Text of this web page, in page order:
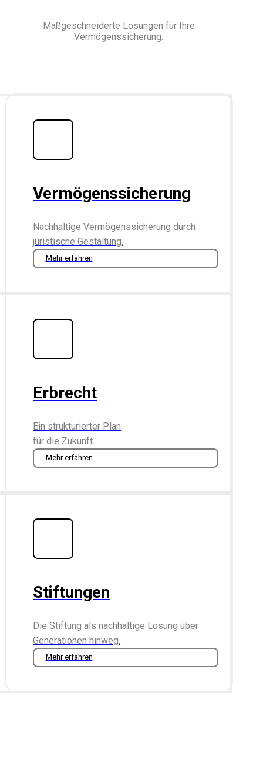
Maßgeschneiderte Lösungen für Ihre
Vermögenssicherung.
Vermögenssicherung
Nachhaltige Vermögenssicherung durch
juristische Gestaltung.
Mehr erfahren
Erbrecht
Ein strukturierter Plan
für die Zukunft.
Mehr erfahren
Stiftungen
Die Stiftung als nachhaltige Lösung über
Generationen hinweg.
Mehr erfahren